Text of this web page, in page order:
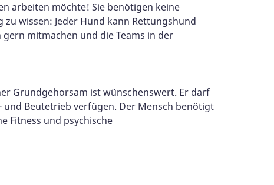
arbeiten möchte! Sie benötigen keine
wissen: Jeder Hund kann Rettungshund
mitmachen und die Teams in der
Grundgehorsam ist wünschenswert. Er darf
und Beutetrieb verfügen. Der Mensch benötigt
Fitness und psychische